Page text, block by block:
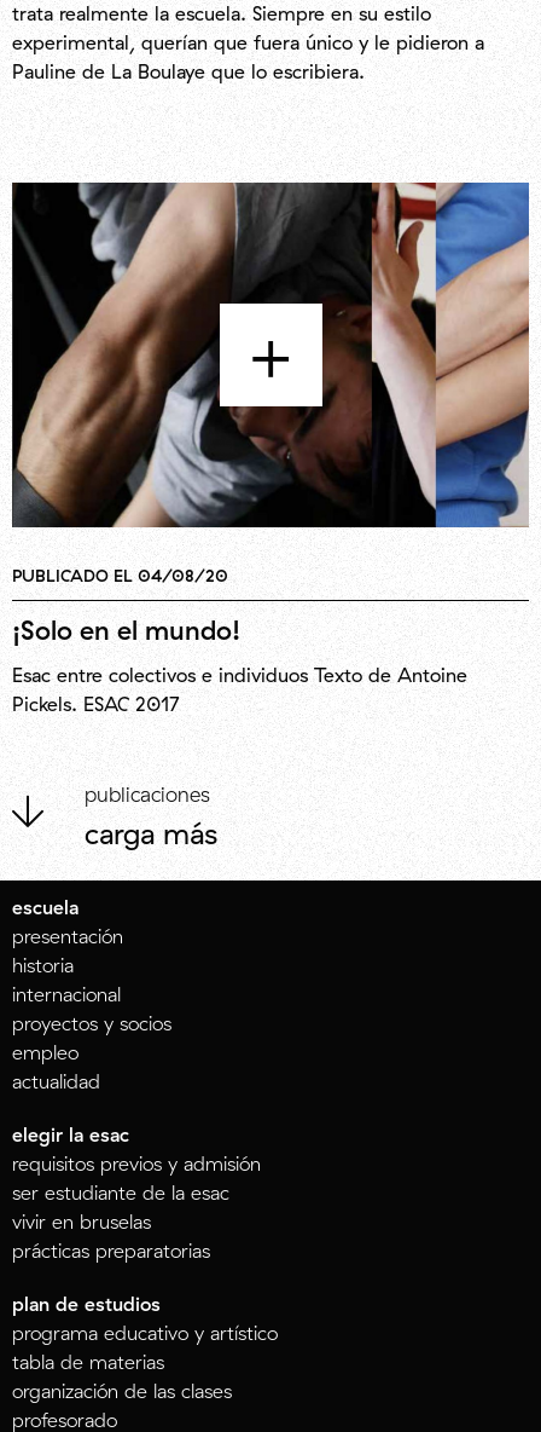
trata realmente la escuela. Siempre en su estilo
experimental, querían que fuera único y le pidieron a
Pauline de La Boulaye que lo escribiera.
+
PUBLICADO EL 04/08/20
¡Solo en el mundo!
Esac entre colectivos e individuos Texto de Antoine
Pickels. ESAC 2017
publicaciones
carga más
escuela
presentación
historia
internacional
proyectos y socios
empleo
actualidad
elegir la esac
requisitos previos y admisión
ser estudiante de la esac
vivir en bruselas
prácticas preparatorias
plan de estudios
programa educativo y artístico
tabla de materias
organización de las clases
profesorado